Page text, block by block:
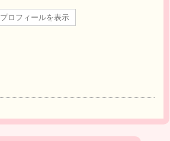
プロフィールを表示